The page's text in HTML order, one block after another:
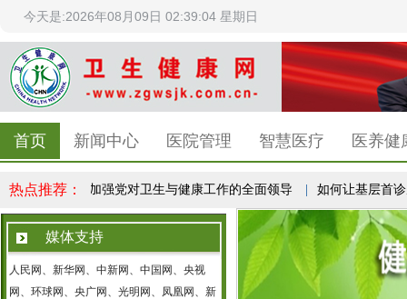
今天是:2026年08月09日 02:39:05 星期日
首页 新闻中心 医院管理 智慧医疗 医养健
热点推荐：
中医药 | 加强党对卫生与健康工作的全面领导 | 如何让基层首诊从
媒体支持
人民网、新华网、中新网、中国网、央视
网、环球网、央广网、光明网、凤凰网、新